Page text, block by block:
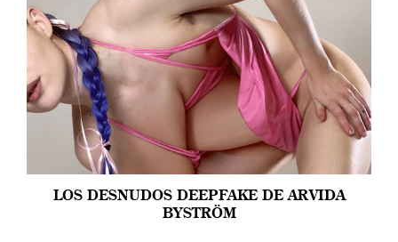
LOS DESNUDOS DEEPFAKE DE ARVIDA
BYSTRÖM